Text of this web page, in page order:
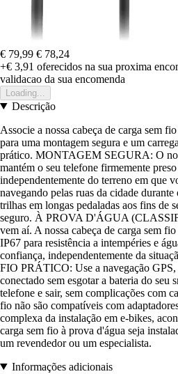
€ 79,99 € 78,24
+€ 3,91 oferecidos na sua proxima
validacao da sua encomenda
Loading...
Descrição
Associe a nossa cabeça de carga sem
para uma montagem segura e um
prático. MONTAGEM SEGURA: O
mantém o seu telefone firmemente
independentemente do terreno em que
navegando pelas ruas da cidade
trilhas em longas pedaladas aos fins de
seguro. À PROVA D'ÁGUA
vem aí. A nossa cabeça de carga sem
IP67 para resistência a intempéries e
confiança, independentemente da
FIO PRÁTICO: Use a navegação GPS,
conectado sem esgotar a bateria do seu
telefone e sair, sem complicações com
fio não são compatíveis com
complexa da instalação em e-bikes,
carga sem fio à prova d'água seja
um revendedor ou um especialista.
Informações adicionais